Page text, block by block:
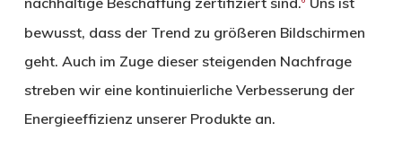
bewusst, dass der Trend zu größeren Bildschirmen
geht. Auch im Zuge dieser steigenden Nachfrage
streben wir eine kontinuierliche Verbesserung der
Energieeffizienz unserer Produkte an.